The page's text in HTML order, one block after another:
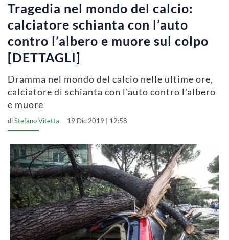
Tragedia nel mondo del calcio:
calciatore schianta con l’auto
contro l’albero e muore sul colpo
[DETTAGLI]
Dramma nel mondo del calcio nelle ultime ore,
calciatore di schianta con l'auto contro l'albero
e muore
diStefano Vitetta 19 Dic 2019 | 12:58